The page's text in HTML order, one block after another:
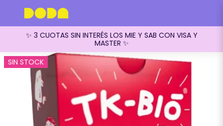
✨ 3 CUOTAS SIN INTERÉS LOS MIE Y SAB CON VISA Y
MASTER ✨
SIN STOCK